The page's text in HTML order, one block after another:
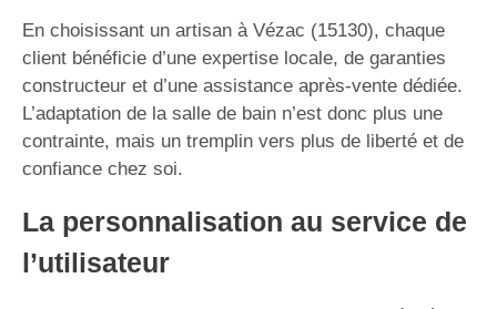
En choisissant un artisan à Vézac (15130), chaque
client bénéficie d’une expertise locale, de garanties
constructeur et d’une assistance après-vente dédiée.
L’adaptation de la salle de bain n’est donc plus une
contrainte, mais un tremplin vers plus de liberté et de
confiance chez soi.
La personnalisation au service de
l’utilisateur